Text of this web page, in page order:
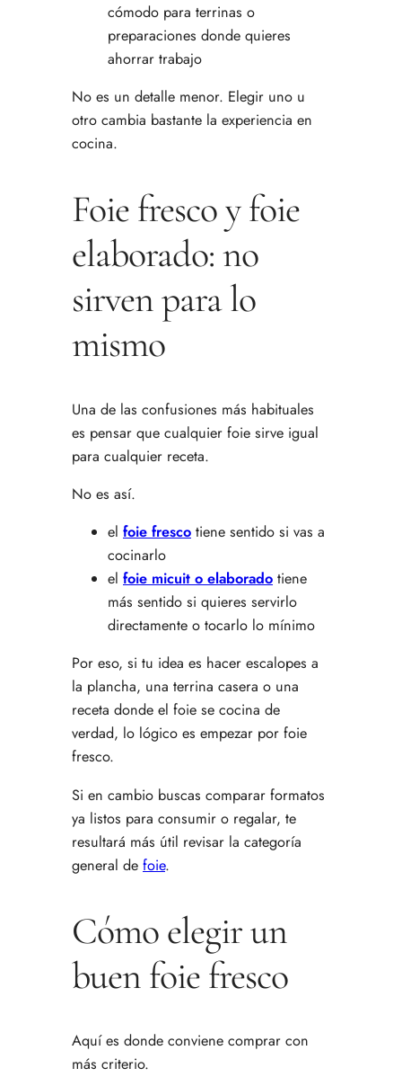
cómodo para terrinas o
preparaciones donde quieres
ahorrar trabajo
No es un detalle menor. Elegir uno u
otro cambia bastante la experiencia en
cocina.
Foie fresco y foie
elaborado: no
sirven para lo
mismo
Una de las confusiones más habituales
es pensar que cualquier foie sirve igual
para cualquier receta.
No es así.
el foie fresco tiene sentido si vas a
cocinarlo
el foie micuit o elaborado tiene
más sentido si quieres servirlo
directamente o tocarlo lo mínimo
Por eso, si tu idea es hacer escalopes a
la plancha, una terrina casera o una
receta donde el foie se cocina de
verdad, lo lógico es empezar por foie
fresco.
Si en cambio buscas comparar formatos
ya listos para consumir o regalar, te
resultará más útil revisar la categoría
general de foie.
Cómo elegir un
buen foie fresco
Aquí es donde conviene comprar con
más criterio.